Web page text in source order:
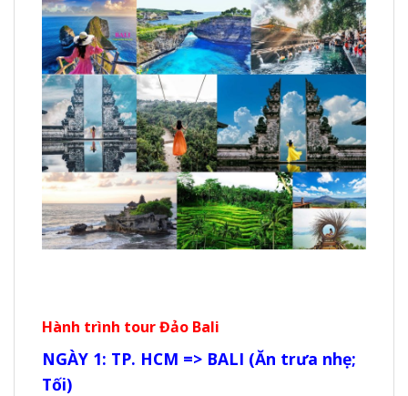
Hành trình tour Đảo Bali
NGÀY 1: TP. HCM => BALI (Ăn trưa nhẹ;
Tối)